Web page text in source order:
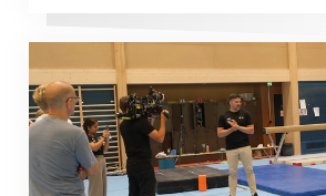
Mit klaren Zielen nach Zagreb